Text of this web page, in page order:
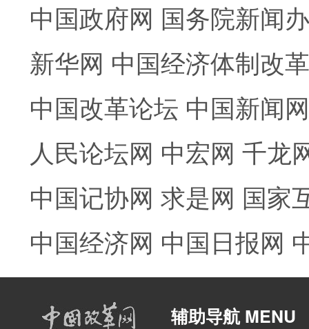
中国政府网 国务院新闻
新华网 中国经济体制改
中国改革论坛 中国新闻网
人民论坛网 中宏网 千龙
中国记协网 求是网 国家
中国经济网 中国日报网
辅助导航 MENU